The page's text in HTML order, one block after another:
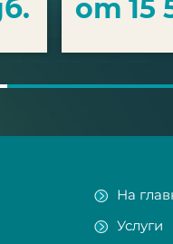
от 15
На
Услуги